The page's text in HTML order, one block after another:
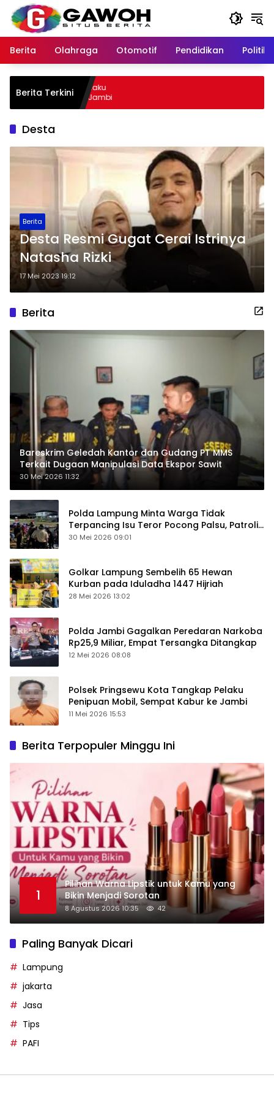
Langsung
konten
Berita
Olahraga Otomotif Pendidikan Politik
Berita Terkini
Tangkap Pelaku
Kabur ke Jambi
Desta
Berita
Desta Resmi Gugat Cerai Istrinya
Natasha Rizki
17 Mei 2023 19:12
Berita
Bareskrim Geledah Kantor dan Gudang PT MMS
Terkait Dugaan Manipulasi Data Ekspor Sawit
30 Mei 2026 11:32
Polda Lampung Minta Warga Tidak
Terpancing Isu Teror Pocong Palsu, Patroli
Keamanan Ditingkatkan
30 Mei 2026 09:01
Golkar Lampung Sembelih 65 Hewan
Kurban pada Iduladha 1447 Hijriah
28 Mei 2026 13:02
Polda Jambi Gagalkan Peredaran Narkoba
Rp25,9 Miliar, Empat Tersangka Ditangkap
12 Mei 2026 08:08
Polsek Pringsewu Kota Tangkap Pelaku
Penipuan Mobil, Sempat Kabur ke Jambi
11 Mei 2026 15:53
Berita Terpopuler Minggu Ini
1
Pilihan Warna Lipstik untuk Kamu yang
Bikin Menjadi Sorotan
8 Agustus 2026 10:35 42
Paling Banyak Dicari
Lampung
jakarta
Jasa
Tips
PAFI